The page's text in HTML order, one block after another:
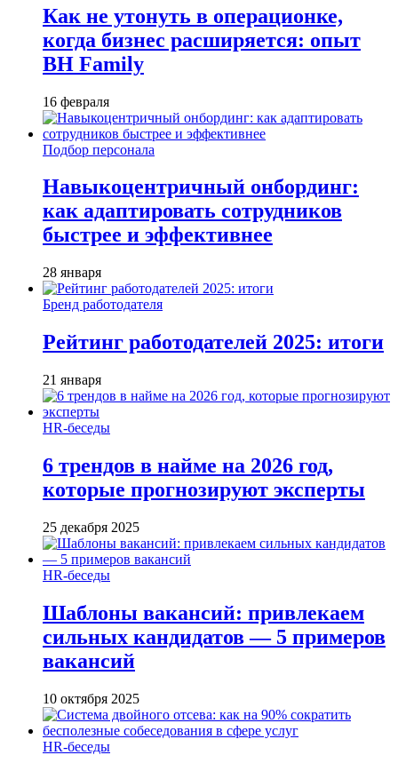
Как не утонуть в операционке,
когда бизнес расширяется: опыт
BH Family
16 февраля
Подбор персонала
Навыкоцентричный онбординг:
как адаптировать сотрудников
быстрее и эффективнее
28 января
Бренд работодателя
Рейтинг работодателей 2025: итоги
21 января
HR-беседы
6 трендов в найме на 2026 год,
которые прогнозируют эксперты
25 декабря 2025
HR-беседы
Шаблоны вакансий: привлекаем
сильных кандидатов — 5 примеров
вакансий
10 октября 2025
HR-беседы